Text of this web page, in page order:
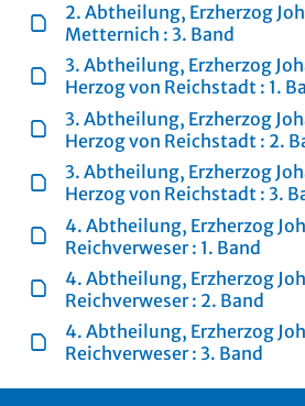
2. Abtheilung, Erzherzog
Metternich : 3. Band
3. Abtheilung, Erzherzog
Herzog von Reichstadt : 1.
3. Abtheilung, Erzherzog
Herzog von Reichstadt : 2.
3. Abtheilung, Erzherzog
Herzog von Reichstadt : 3.
4. Abtheilung, Erzherzog
Reichverweser : 1. Band
4. Abtheilung, Erzherzog
Reichverweser : 2. Band
4. Abtheilung, Erzherzog
Reichverweser : 3. Band